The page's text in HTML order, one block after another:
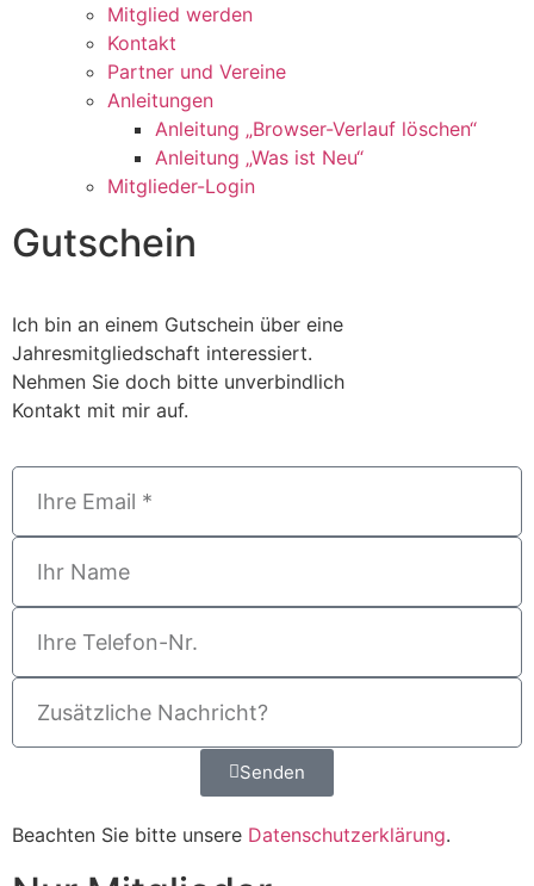
Mitglied werden
Kontakt
Partner und Vereine
Anleitungen
Anleitung „Browser-Verlauf löschen“
Anleitung „Was ist Neu“
Mitglieder-Login
Gutschein
Ich bin an einem Gutschein über eine
Jahresmitgliedschaft interessiert.
Nehmen Sie doch bitte unverbindlich
Kontakt mit mir auf.
Senden
Beachten Sie bitte unsere Datenschutzerklärung.